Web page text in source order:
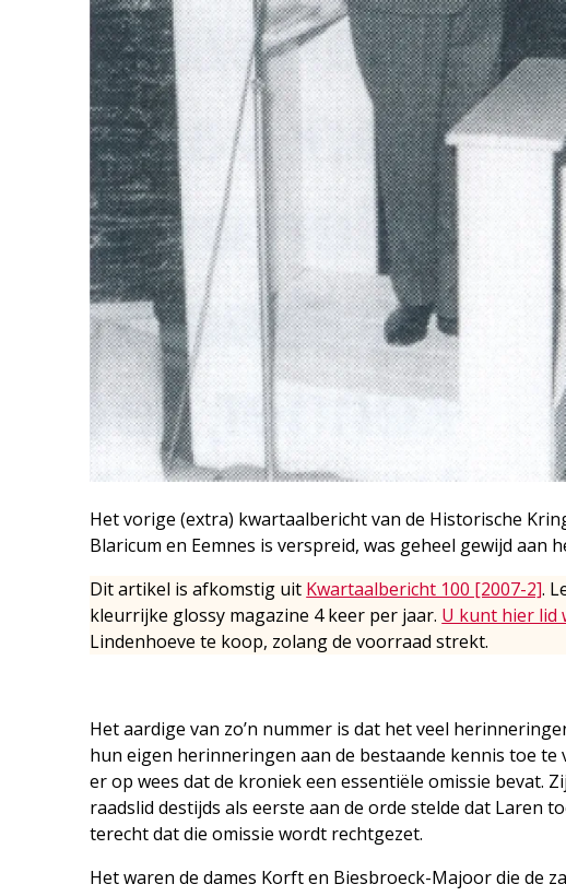
Het vorige (extra) kwartaalbericht van de Historische
Blaricum en Eemnes is verspreid, was geheel gewijd aan
Dit artikel is afkomstig uit Kwartaalbericht 100 [2007-2].
kleurrijke glossy magazine 4 keer per jaar. U kunt hier lid
Lindenhoeve te koop, zolang de voorraad strekt.
Het aardige van zo’n nummer is dat het veel
hun eigen herinneringen aan de bestaande kennis toe
er op wees dat de kroniek een essentiële omissie bevat.
raadslid destijds als eerste aan de orde stelde dat Laren
terecht dat die omissie wordt rechtgezet.
Het waren de dames Korft en Biesbroeck-Majoor die de